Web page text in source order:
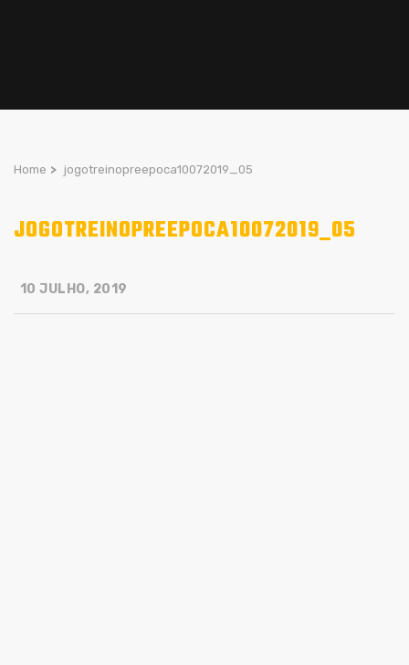
Home > jogotreinopreepoca10072019_05
JOGOTREINOPREEPOCA10072019_05
10 JULHO, 2019